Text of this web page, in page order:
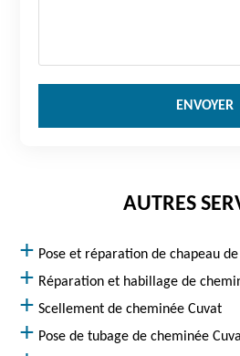
AUTRES
Pose et réparation de chapeau
Réparation et habillage de
Scellement de cheminée Cuvat
Pose de tubage de cheminée